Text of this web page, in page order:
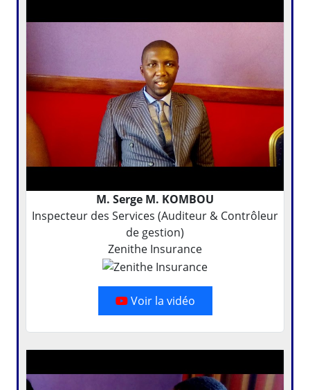
M. Serge M. KOMBOU
Inspecteur des Services (Auditeur & Contrôleur
de gestion)
Zenithe Insurance
Voir la vidéo